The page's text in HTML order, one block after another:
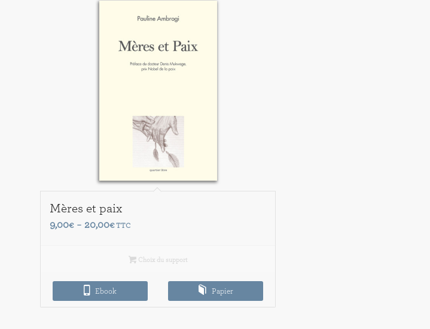
Mères et paix
9,00€ – 20,00€Plage
9,00€
à
20,00€
TTC
Choix du support
Ebook Papier